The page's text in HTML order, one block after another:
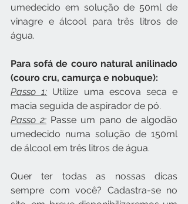
umedecido em solução de 50ml de
vinagre e álcool para três litros de
água.
Para sofá de couro natural anilinado
(couro cru, camurça e nobuque):
Passo 1: Utilize uma escova seca e
macia seguida de aspirador de pó.
Passo 2: Passe um pano de algodão
umedecido numa solução de 150ml
de álcool em três litros de água.
Quer ter todas as nossas dicas
sempre com você? Cadastra-se no